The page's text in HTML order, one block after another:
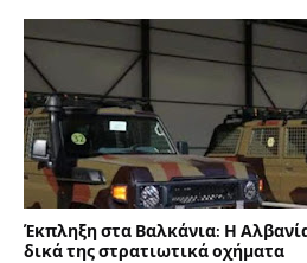
Έκπληξη στα Βαλκάνια: Η
δικά της στρατιωτικά οχήματα